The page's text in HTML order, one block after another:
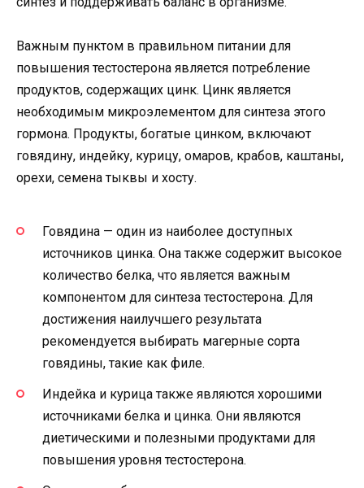
Важным пунктом в правильном питании для
повышения тестостерона является потребление
продуктов, содержащих цинк. Цинк является
необходимым микроэлементом для синтеза этого
гормона. Продукты, богатые цинком, включают
говядину, индейку, курицу, омаров, крабов, каштаны,
орехи, семена тыквы и хосту.
Говядина — один из наиболее доступных
источников цинка. Она также содержит высокое
количество белка, что является важным
компонентом для синтеза тестостерона. Для
достижения наилучшего результата
рекомендуется выбирать магерные сорта
говядины, такие как филе.
Индейка и курица также являются хорошими
источниками белка и цинка. Они являются
диетическими и полезными продуктами для
повышения уровня тестостерона.